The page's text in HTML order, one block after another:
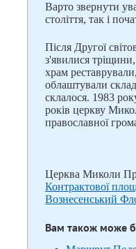
Варто звернути
століття, так і
Після Другої
з'явилися
храм
облаштували
склалося. 1983
років церкву
православної
Церква Миколи
Контрактової
Вознесенський
Вам також може